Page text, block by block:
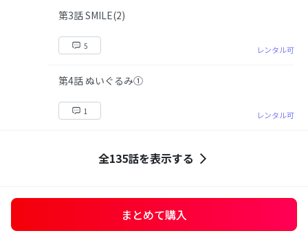
第3話 SMILE(2)
5 レンタル可
第4話 ぬいぐるみ①
1 レンタル可
全135話を表示する
まとめて購入